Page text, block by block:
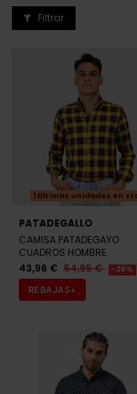
Filtrar
Últimas unidades en
PATADEGALLO
CAMISA PATADEGAYO
CUADROS HOMBRE
43,96 € 54,95 € -20%
REBAJAS+